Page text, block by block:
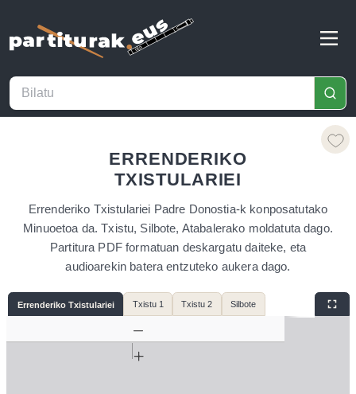
ERRENDERIKO
TXISTULARIEI
Errenderiko Txistulariei Padre Donostia-k konposatutako
Minuoetoa da. Txistu, Silbote, Atabalerako moldatuta dago.
Partitura PDF formatuan deskargatu daiteke, eta
audioarekin batera entzuteko aukera dago.
Errenderiko Txistulariei Txistu 1 Txistu 2 Silbote